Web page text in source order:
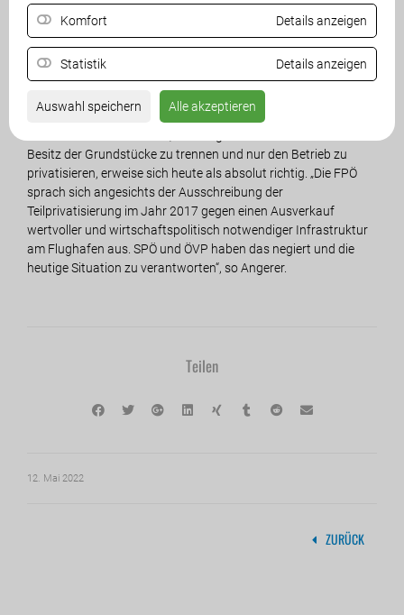
Komfort Details anzeigen
Statistik Details anzeigen
Auswahl speichern Alle akzeptieren
Bedeutung für Wirtschaft und Tourismus. Die Streitereien der
letzten Monate und der Missbrauch des Flughafens als
Wahlkampfthema für die Landtagswahl müssen sofort
beendet werden. Das schadet Kärnten!“, erklärt der FPÖ-
Besitz der Grundstücke zu trennen und nur den Betrieb zu
privatisieren, erweise sich heute als absolut richtig. „Die FPÖ
sprach sich angesichts der Ausschreibung der
Teilprivatisierung im Jahr 2017 gegen einen Ausverkauf
wertvoller und wirtschaftspolitisch notwendiger Infrastruktur
am Flughafen aus. SPÖ und ÖVP haben das negiert und die
heutige Situation zu verantworten“, so Angerer.
Teilen
12. Mai 2022
ZURÜCK